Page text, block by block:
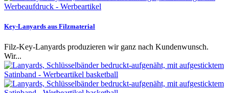
Key-Lanyards aus Filzmaterial
Filz-Key-Lanyards produzieren wir ganz nach Kundenwunsch.
Wir...